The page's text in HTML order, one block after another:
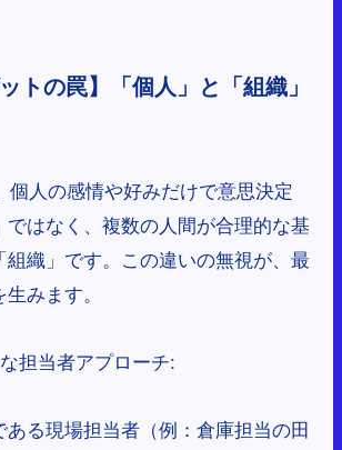
トの罠】「個人」と「組織」
個人の感情や好みだけで意思決定
はなく、複数の人間が合理的な基
織」です。この違いの無視が、最
みます。
担当者アプローチ:
る現場担当者（例：倉庫担当の田